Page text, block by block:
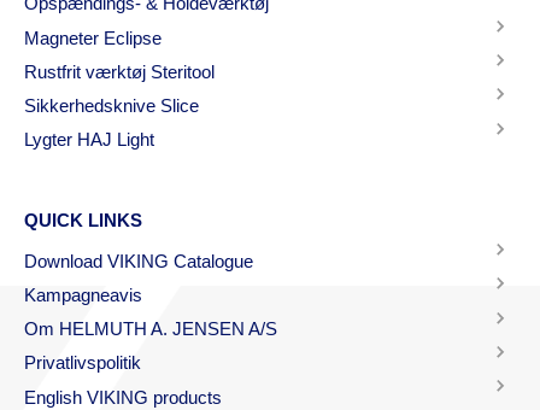
Magneter Eclipse
Rustfrit værktøj Steritool
Sikkerhedsknive Slice
Lygter HAJ Light
QUICK LINKS
Download VIKING Catalogue
Kampagneavis
Om HELMUTH A. JENSEN A/S
Privatlivspolitik
English VIKING products